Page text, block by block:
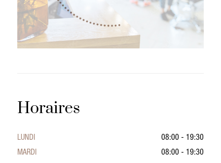
Horaires
LUNDI
08:00 - 19:30
MARDI
08:00 - 19:30